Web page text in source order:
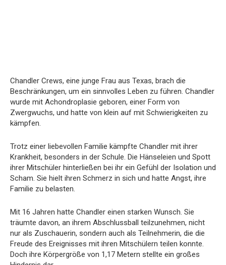
Chandler Crews, eine junge Frau aus Texas, brach die
Beschränkungen, um ein sinnvolles Leben zu führen. Chandler
wurde mit Achondroplasie geboren, einer Form von
Zwergwuchs, und hatte von klein auf mit Schwierigkeiten zu
kämpfen.
Trotz einer liebevollen Familie kämpfte Chandler mit ihrer
Krankheit, besonders in der Schule. Die Hänseleien und Spott
ihrer Mitschüler hinterließen bei ihr ein Gefühl der Isolation und
Scham. Sie hielt ihren Schmerz in sich und hatte Angst, ihre
Familie zu belasten.
Mit 16 Jahren hatte Chandler einen starken Wunsch. Sie
träumte davon, an ihrem Abschlussball teilzunehmen, nicht
nur als Zuschauerin, sondern auch als Teilnehmerin, die die
Freude des Ereignisses mit ihren Mitschülern teilen konnte.
Doch ihre Körpergröße von 1,17 Metern stellte ein großes